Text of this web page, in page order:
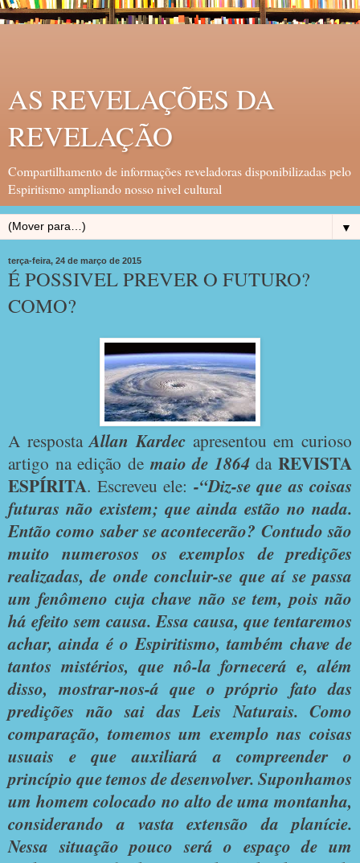
AS REVELAÇÕES DA
REVELAÇÃO
Compartilhamento de informações reveladoras disponibilizadas pelo
Espiritismo ampliando nosso nivel cultural
▼
terça-feira, 24 de março de 2015
É POSSIVEL PREVER O FUTURO?
COMO?
A respostaAllan Kardec apresentou em curioso
artigo na edição de maio de 1864da REVISTA
ESPÍRITA. Escreveu ele: -“Diz-se que as coisas
futuras não existem; que ainda estão no nada.
Então como saber se acontecerão? Contudo são
muito numerosos os exemplos de predições
realizadas, de onde concluir-se que aí se passa
um fenômeno cuja chave não se tem, pois não
há efeito sem causa. Essa causa, que tentaremos
achar, ainda é o Espiritismo, também chave de
tantos mistérios, que nô-la fornecerá e, além
disso, mostrar-nos-á que o próprio fato das
predições não sai das Leis Naturais. Como
comparação, tomemos um exemplo nas coisas
usuais e que auxiliará a compreender o
princípio que temos de desenvolver. Suponhamos
um homem colocado no alto de uma montanha,
considerando a vasta extensão da planície.
Nessa situação pouco será o espaço de um